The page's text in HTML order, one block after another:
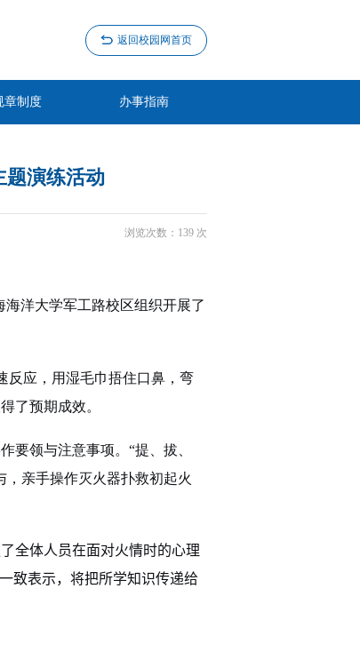
返回校园网首页
章制度 办事指南
演练活动
浏览次数： 139 次
洋大学军工路校区组织开展了
反应，用湿毛巾捂住口鼻，弯
了预期成效。
要领与注意事项。“提、拔、
亲手操作灭火器扑救初起火
全体人员在面对火情时的心理
致表示，将把所学知识传递给